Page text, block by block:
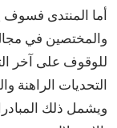
أما المنتدى فسوف
والمختصين في مجال
للوقوف على آخر
التحديات الراهنة
ويشمل ذلك